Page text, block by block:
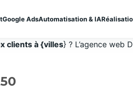
Google AdsAutomatisation & IA
clients à {villes} ? L’agence web